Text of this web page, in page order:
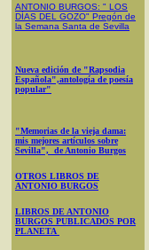
ANTONIO BURGOS: " LOS
DÍAS DEL GOZO" Pregón de
la Semana Santa de Sevilla
Nueva edición de "Rapsodia
Española",antología de poesía
popular"
"Memorias de la vieja dama:
mis mejores artículos sobre
Sevilla", de Antonio Burgos
OTROS LIBROS DE
ANTONIO BURGOS
LIBROS DE ANTONIO
BURGOS PUBLICADOS POR
PLANETA